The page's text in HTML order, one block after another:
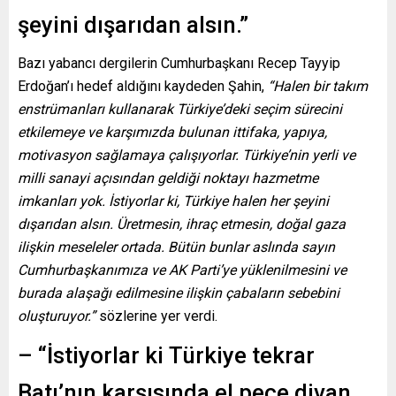
şeyini dışarıdan alsın.”
Bazı yabancı dergilerin Cumhurbaşkanı Recep Tayyip
Erdoğan’ı hedef aldığını kaydeden Şahin, “Halen bir takım
enstrümanları kullanarak Türkiye’deki seçim sürecini
etkilemeye ve karşımızda bulunan ittifaka, yapıya,
motivasyon sağlamaya çalışıyorlar. Türkiye’nin yerli ve
milli sanayi açısından geldiği noktayı hazmetme
imkanları yok. İstiyorlar ki, Türkiye halen her şeyini
dışarıdan alsın. Üretmesin, ihraç etmesin, doğal gaza
ilişkin meseleler ortada. Bütün bunlar aslında sayın
Cumhurbaşkanımıza ve AK Parti’ye yüklenilmesini ve
burada alaşağı edilmesine ilişkin çabaların sebebini
oluşturuyor.”sözlerine yer verdi.
– “İstiyorlar ki Türkiye tekrar